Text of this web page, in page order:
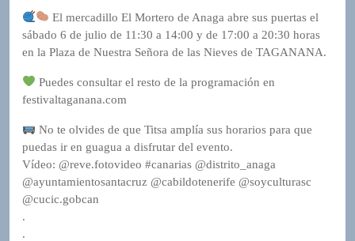
El mercadillo El Mortero de Anaga abre sus puertas el
sábado 6 de julio de 11:30 a 14:00 y de 17:00 a 20:30 horas
en la Plaza de Nuestra Señora de las Nieves de TAGANANA.
Puedes consultar el resto de la programación en
festivaltaganana.com
No te olvides de que Titsa amplía sus horarios para que
puedas ir en guagua a disfrutar del evento.
Vídeo: @reve.fotovideo #canarias @distrito_anaga
@ayuntamientosantacruz @cabildotenerife @soyculturasc
@cucic.gobcan
.
.